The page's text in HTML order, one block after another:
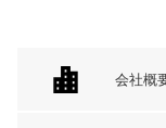
会社概